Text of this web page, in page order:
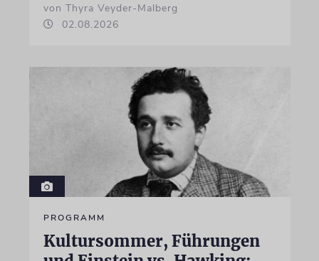
von Thyra Veyder-Malberg
02.08.2026
PROGRAMM
Kultursommer, Führungen